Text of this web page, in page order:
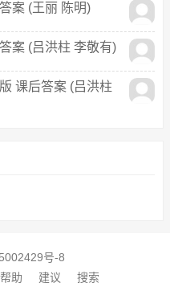
案 (王丽 陈明)
案 (吕洪柱 李敬有)
课后答案 (吕洪柱
号-8
帮助 建议 搜索